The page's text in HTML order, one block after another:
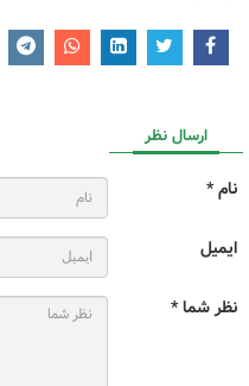
ارسال نظر
نام *
ایمیل
نظر شما *